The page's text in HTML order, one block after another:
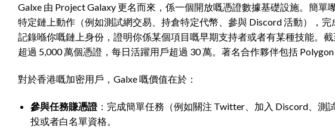
Galxe 由 Project Galaxy 更名而來，係一個開放嘅憑證數據基礎設施。簡
特定鏈上動作（例如測試網交易、持倉特定代幣、參與 Discord 活動），
記錄喺你嘅鏈上身份，證明你係某個項目嘅早期支持者或者有某種技能。
超過 5,000 萬個憑證，每日活躍用戶超過 30 萬。著名合作夥伴包括
對於香港嘅加密用戶，Galxe 嘅價值在於：
參與任務賺憑證：完成簡單任務（例如關注 Twitter、加入 Discord、測
投或者白名單資格。